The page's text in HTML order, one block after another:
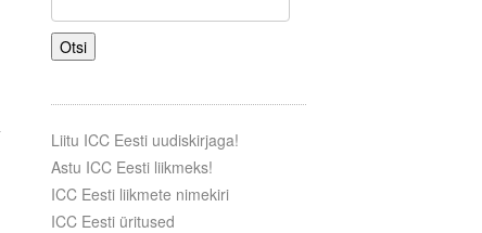
Otsi
Liitu ICC Eesti uudiskirjaga!
Astu ICC Eesti liikmeks!
ICC Eesti liikmete nimekiri
ICC Eesti üritused